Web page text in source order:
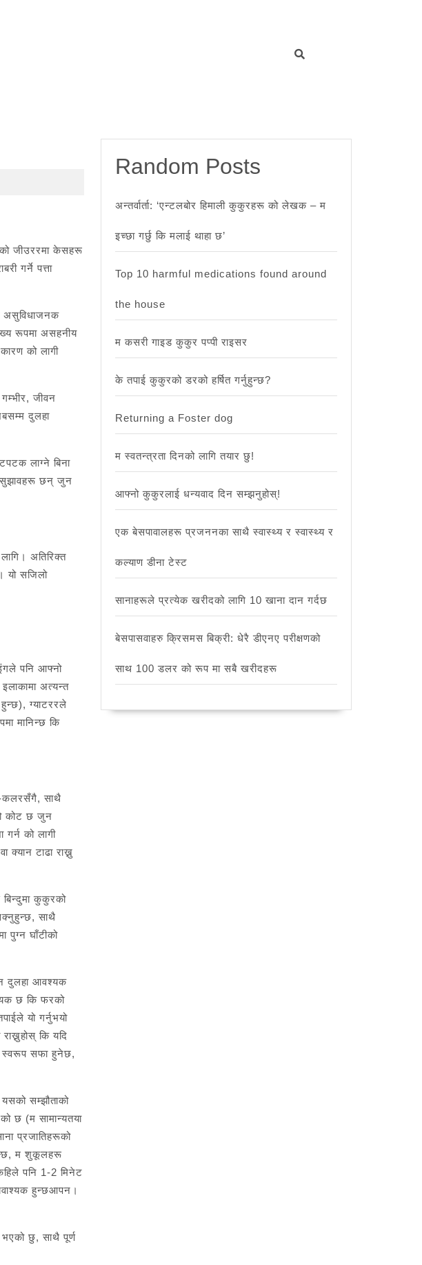
जीउररमा केसहरू
गर्ने पत्ता
असुविधाजनक
रूपमा असहनीय
को लागी
जीवन
दुलहा
लाग्ने बिना
सुझावहरू छन् जुन
अतिरिक्त
यो सजिलो
पनि आफ्नो
अत्यन्त
ग्याटररले
मानिन्छ कि
कलरसँगै, साथै
कोट छ जुन
को लागी
टाढा राख्नु
कुकुरको
साथै
पुग्न घाँटीको
दुलहा आवश्यक
छ कि फरको
यो गर्नुभयो
कि यदि
स्वरूप सफा हुनेछ,
सम्झौताको
छ (म सामान्यतया
प्रजातिहरूको
म शुकूलहरू
पनि 1-2 मिनेट
हुन्छआपन।
छु, साथै पूर्ण
Random Posts
अन्तर्वार्ता: ‘एन्टलबोर हिमाली कुकुरहरू को लेखक – म
इच्छा गर्छु कि मलाई थाहा छ’
Top 10 harmful medications found around
the house
म कसरी गाइड कुकुर पप्पी राइसर
के तपाई कुकुरको डरको हर्षित गर्नुहुन्छ?
Returning a Foster dog
म स्वतन्त्रता दिनको लागि तयार छु!
आफ्नो कुकुरलाई धन्यवाद दिन सम्झनुहोस्!
एक बेसपावालहरू प्रजननका साथै स्वास्थ्य र स्वास्थ्य र
कल्याण डीना टेस्ट
सानाहरूले प्रत्येक खरीदको लागि 10 खाना दान गर्दछ
बेसपासवाहरु क्रिसमस बिक्री: धेरै डीएनए परीक्षणको
साथ 100 डलर को रूप मा सबै खरीदहरू